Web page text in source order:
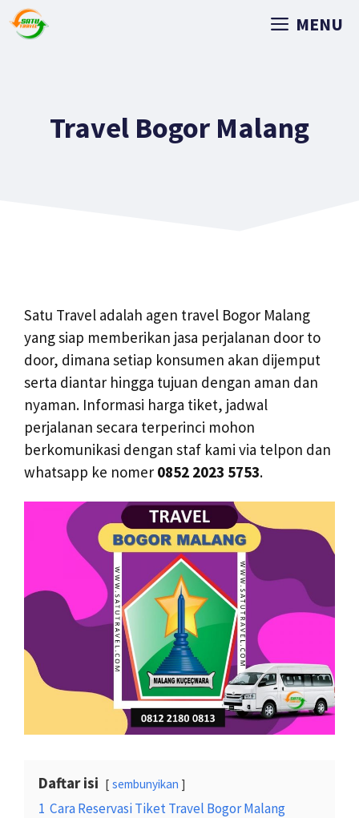
MENU
Travel Bogor Malang
Satu Travel adalah agen travel Bogor Malang
yang siap memberikan jasa perjalanan door to
door, dimana setiap konsumen akan dijemput
serta diantar hingga tujuan dengan aman dan
nyaman. Informasi harga tiket, jadwal
perjalanan secara terperinci mohon
berkomunikasi dengan staf kami via telpon dan
whatsapp ke nomer 0852 2023 5753.
Daftar isi sembunyikan
1 Cara Reservasi Tiket Travel Bogor Malang